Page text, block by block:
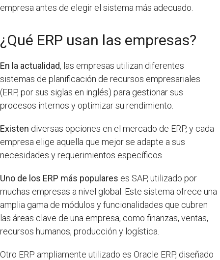
empresa antes de elegir el sistema más adecuado.
¿Qué ERP usan las empresas?
En la actualidad, las empresas utilizan diferentes
sistemas de planificación de recursos empresariales
(ERP, por sus siglas en inglés) para gestionar sus
procesos internos y optimizar su rendimiento.
Existen diversas opciones en el mercado de ERP, y cada
empresa elige aquella que mejor se adapte a sus
necesidades y requerimientos específicos.
Uno de los ERP más populares es SAP, utilizado por
muchas empresas a nivel global. Este sistema ofrece una
amplia gama de módulos y funcionalidades que cubren
las áreas clave de una empresa, como finanzas, ventas,
recursos humanos, producción y logística.
Otro ERP ampliamente utilizado es Oracle ERP, diseñado